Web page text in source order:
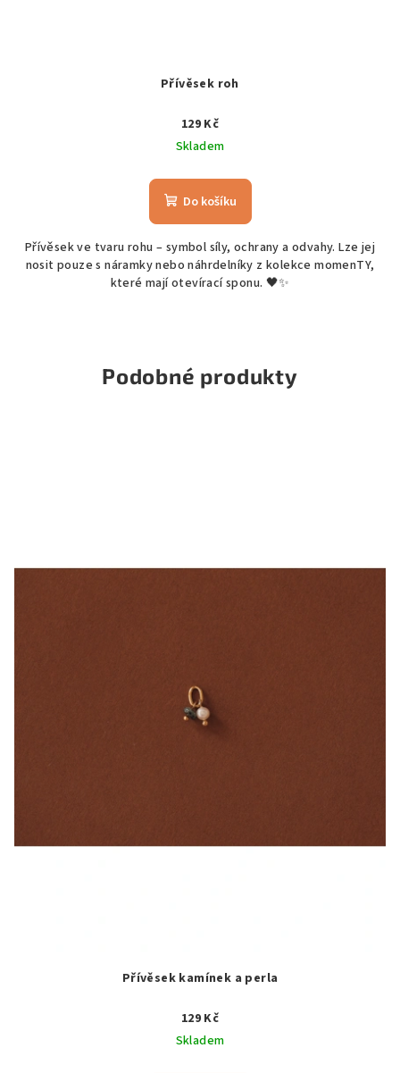
Přívěsek roh
129 Kč
Skladem
Do košíku
Přívěsek ve tvaru rohu – symbol síly, ochrany a odvahy. Lze jej
nosit pouze s náramky nebo náhrdelníky z kolekce momenTY,
které mají otevírací sponu. 🖤✨
Podobné produkty
Přívěsek kamínek a perla
129 Kč
Skladem